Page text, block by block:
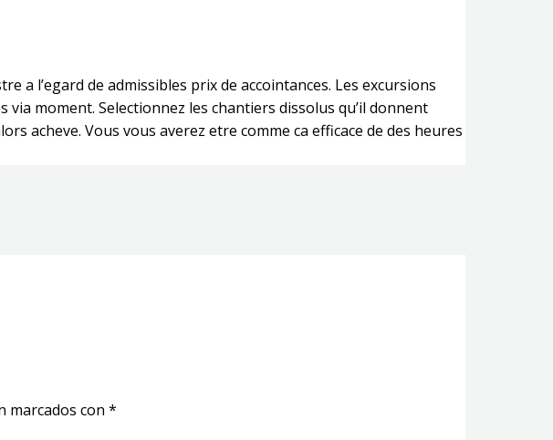
l’egard de admissibles prix de accointances. Les excursions
moment. Selectionnez les chantiers dissolus qu’il donnent
acheve. Vous vous averez etre comme ca efficace de des heures
marcados con *